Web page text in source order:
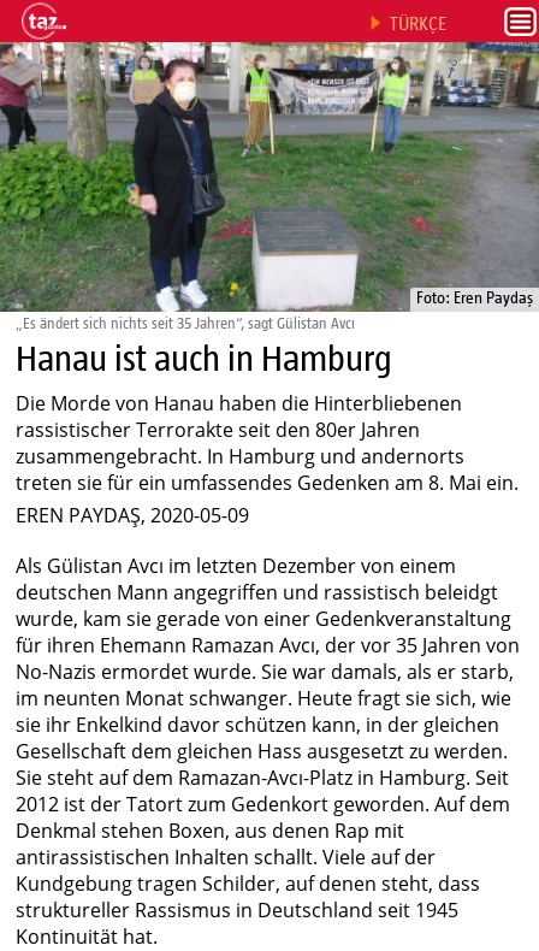
TÜRKÇE
Foto: Eren Paydaş
„Es ändert sich nichts seit 35 Jahren“, sagt Gülistan Avcı
Hanau ist auch in Hamburg
Die Morde von Hanau haben die Hinterbliebenen
rassistischer Terrorakte seit den 80er Jahren
zusammengebracht. In Hamburg und andernorts
treten sie für ein umfassendes Gedenken am 8. Mai ein.
EREN PAYDAŞ, 2020-05-09
Als Gülistan Avcı im letzten Dezember von einem
deutschen Mann angegriffen und rassistisch beleidgt
wurde, kam sie gerade von einer Gedenkveranstaltung
für ihren Ehemann Ramazan Avcı, der vor 35 Jahren von
No-Nazis ermordet wurde. Sie war damals, als er starb,
im neunten Monat schwanger. Heute fragt sie sich, wie
sie ihr Enkelkind davor schützen kann, in der gleichen
Gesellschaft dem gleichen Hass ausgesetzt zu werden.
Sie steht auf dem Ramazan-Avcı-Platz in Hamburg. Seit
2012 ist der Tatort zum Gedenkort geworden. Auf dem
Denkmal stehen Boxen, aus denen Rap mit
antirassistischen Inhalten schallt. Viele auf der
Kundgebung tragen Schilder, auf denen steht, dass
struktureller Rassismus in Deutschland seit 1945
Kontinuität hat.